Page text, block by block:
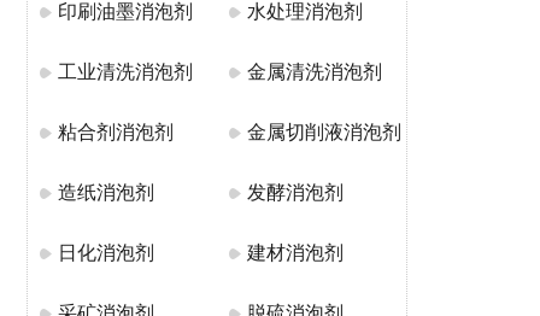
印刷油墨消泡剂 水处理消泡剂
工业清洗消泡剂 金属清洗消泡剂
粘合剂消泡剂 金属切削液消泡剂
造纸消泡剂 发酵消泡剂
日化消泡剂 建材消泡剂